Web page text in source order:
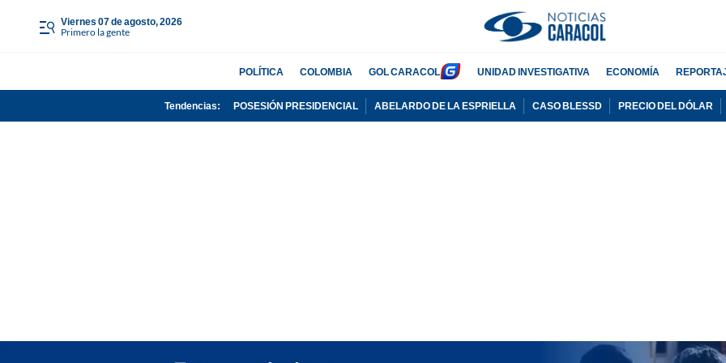
viernes 07 de agosto, 2026
Primero la gente
POLÍTICA COLOMBIA GOL CARACOL UNIDAD INVESTIGATIVA ECONOMÍA
Tendencias: POSESIÓN PRESIDENCIAL ABELARDO DE LA ESPRIELLA CASO BLESSD PRECIO DEL DÓLAR